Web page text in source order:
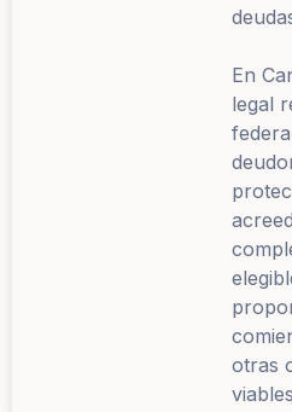
En
legal
otras